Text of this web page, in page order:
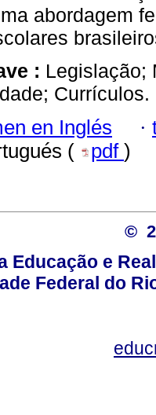
abordagem
: Legislação;
Currículos.
en Inglés ·
( pdf )
©
Educação e
Federal do